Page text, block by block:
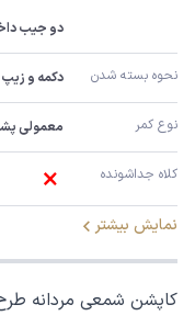
دو جیب
نحوه بسته شدن دکمه و زیپ
نوع کمر معمولی
کلاه جداشونده
نمایش بیشتر
کاپشن شمعی مردانه